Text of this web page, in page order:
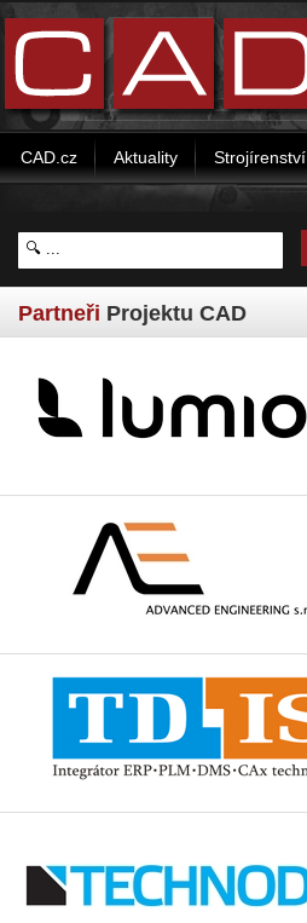
CAD.cz Aktuality Strojírenství
Partneři Projektu CAD